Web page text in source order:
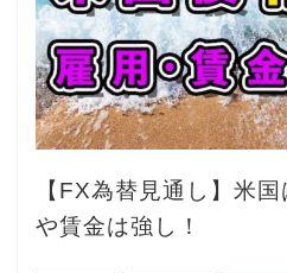
【FX為替見通し】米
や賃金は強し！